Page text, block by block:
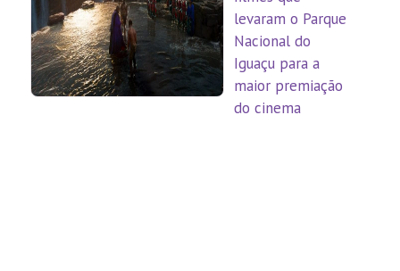
levaram o Parque
Nacional do
Iguaçu para a
maior premiação
do cinema